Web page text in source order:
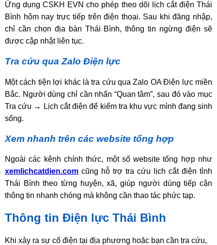
Ứng dụng CSKH EVN cho phép theo dõi lịch cắt điện Thái
Bình hôm nay trực tiếp trên điện thoại. Sau khi đăng nhập,
chỉ cần chọn địa bàn Thái Bình, thông tin ngừng điện sẽ
được cập nhật liên tục.
Tra cứu qua Zalo Điện lực
Một cách tiện lợi khác là tra cứu qua Zalo OA Điện lực miền
Bắc. Người dùng chỉ cần nhấn “Quan tâm”, sau đó vào mục
Tra cứu → Lịch cắt điện để kiểm tra khu vực mình đang sinh
sống.
Xem nhanh trên các website tổng hợp
Ngoài các kênh chính thức, một số website tổng hợp như
xemlichcatdien.com cũng hỗ trợ tra cứu lịch cắt điện tỉnh
Thái Bình theo từng huyện, xã, giúp người dùng tiếp cận
thông tin nhanh chóng mà không cần thao tác phức tạp.
Thông tin Điện lực Thái Bình
Khi xảy ra sự cố điện tại địa phương hoặc bạn cần tra cứu,